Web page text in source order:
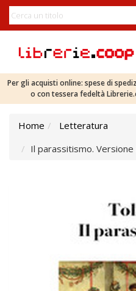
Per gli acquisti online: spese di
o con tessera fedeltà
Home
Letteratura
Il parassitismo. Versione